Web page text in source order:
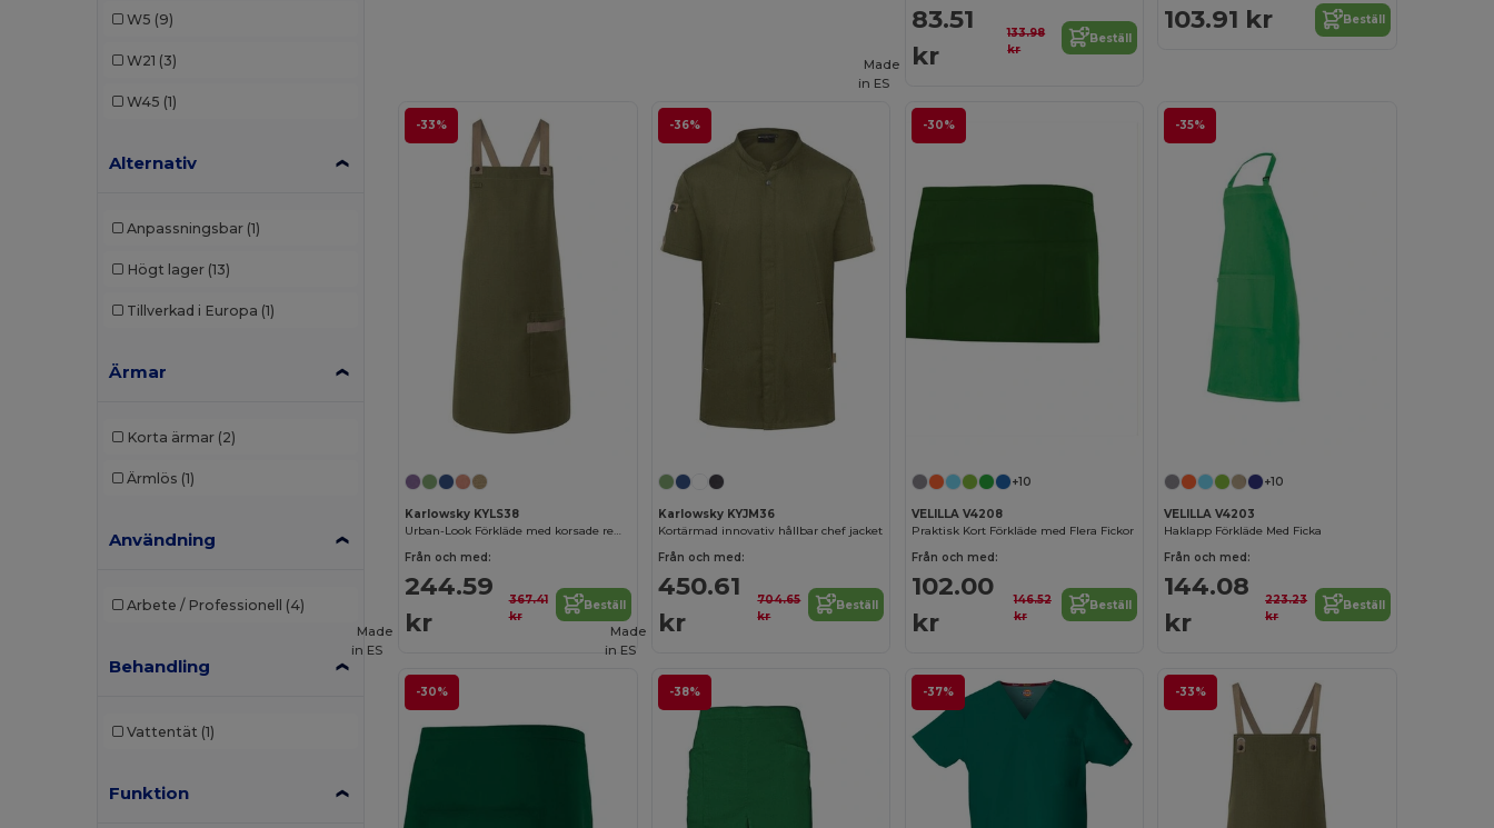
W5 (9)
W21 (3)
W45 (1)
Alternativ
Anpassningsbar (1)
Högt lager (13)
Tillverkad i Europa (1)
Ärmar
Korta ärmar (2)
Ärmlös (1)
Användning
Arbete / Professionell (4)
Behandling
Vattentät (1)
Funktion
83.51
kr
133.98
kr
Beställ
103.91 kr Beställ
-33%
Karlowsky KYLS38
Urban-Look Förkläde med korsade remmar och fickor
Från och med:
244.59
kr
367.41
kr
Beställ
-36%
Karlowsky KYJM36
Kortärmad innovativ hållbar chef jacket
Från och med:
450.61
kr
704.65
kr
Beställ
-30%
Made
in ES
+10
VELILLA V4208
Praktisk Kort Förkläde med Flera Fickor
Från och med:
102.00
kr
146.52
kr
Beställ
-35%
+10
VELILLA V4203
Haklapp Förkläde Med Ficka
Från och med:
144.08
kr
223.23
kr
Beställ
-30%
Made
in ES
-38%
Made
in ES
-37% -33%